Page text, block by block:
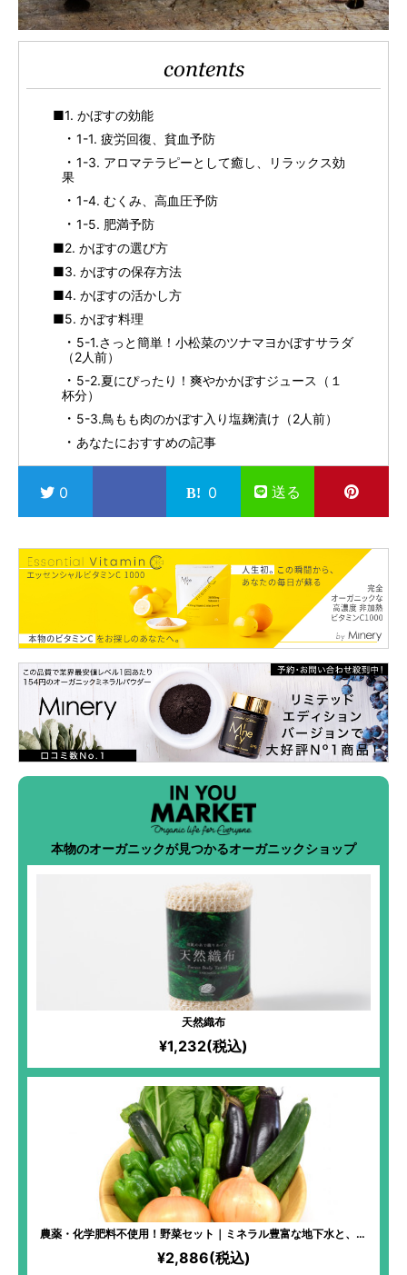
contents
■1. かぼすの効能
1-1. 疲労回復、貧血予防
1-3. アロマテラピーとして癒し、リラックス効
果
1-4. むくみ、高血圧予防
1-5. 肥満予防
■2. かぼすの選び方
■3. かぼすの保存方法
■4. かぼすの活かし方
■5. かぼす料理
5-1.さっと簡単！小松菜のツナマヨかぼすサラダ
（2人前）
5-2.夏にぴったり！爽やかかぼすジュース（１
杯分）
5-3.鳥もも肉のかぼす入り塩麹漬け（2人前）
あなたにおすすめの記事
0 0 送る
本物のオーガニックが見つかるオーガニックショップ
天然織布
¥1,232(税込)
農薬・化学肥料不使用！野菜セット｜ミネラル豊富な地下水と、火
山由来の肥沃で水はけの良い土壌で作られた、美味しい野菜がたっ
ぷり！「コンパニオンプランツ」によって生まれた、貴重なお野菜
¥2,886(税込)